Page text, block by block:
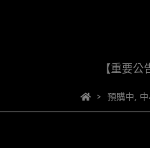
【重要公
預購中,